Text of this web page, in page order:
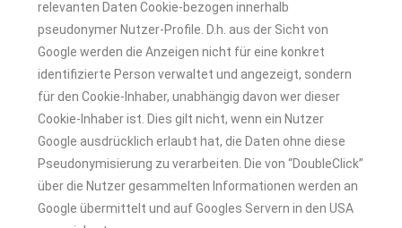
relevanten Daten Cookie-bezogen innerhalb
pseudonymer Nutzer-Profile. D.h. aus der Sicht von
Google werden die Anzeigen nicht für eine konkret
identifizierte Person verwaltet und angezeigt, sondern
für den Cookie-Inhaber, unabhängig davon wer dieser
Cookie-Inhaber ist. Dies gilt nicht, wenn ein Nutzer
Google ausdrücklich erlaubt hat, die Daten ohne diese
Pseudonymisierung zu verarbeiten. Die von “DoubleClick”
über die Nutzer gesammelten Informationen werden an
Google übermittelt und auf Googles Servern in den USA